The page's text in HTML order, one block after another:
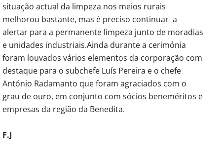
situação actual da limpeza nos meios rurais
melhorou bastante, mas é preciso continuar a
alertar para a permanente limpeza junto de moradias
e unidades industriais.Ainda durante a cerimónia
foram louvados vários elementos da corporação com
destaque para o subchefe Luís Pereira e o chefe
António Radamanto que foram agraciados com o
grau de ouro, em conjunto com sócios beneméritos e
empresas da região da Benedita.
F.J